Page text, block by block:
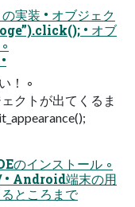
実装 • オブジェク
• オブ
！ ◦
クトが出てくるま
のインストール ◦
Android端末の用
ところまで